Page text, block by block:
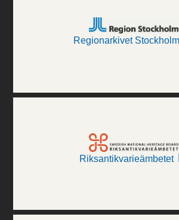
Regionarkivet Stockholm
Riksantikvarieämbetet